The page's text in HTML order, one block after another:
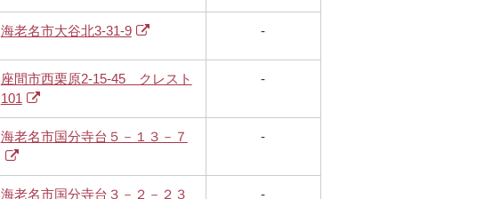
海老名市大谷北3-31-9 -
座間市西栗原2-15-45 クレスト
101
-
海老名市国分寺台５－１３－７ -
海老名市国分寺台３－２－２３ -